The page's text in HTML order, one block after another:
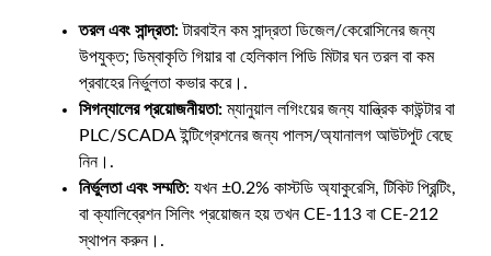
তরল এবং সান্দ্রতা:টারবাইন কম সান্দ্রতা ডিজেল/কেরোসিনের জন্য
উপযুক্ত; ডিম্বাকৃতি গিয়ার বা হেলিকাল পিডি মিটার ঘন তরল বা কম
প্রবাহের নির্ভুলতা কভার করে।.
সিগন্যালের প্রয়োজনীয়তা:ম্যানুয়াল লগিংয়ের জন্য যান্ত্রিক কাউন্টার বা
PLC/SCADA ইন্টিগ্রেশনের জন্য পালস/অ্যানালগ আউটপুট বেছে
নিন।.
নির্ভুলতা এবং সম্মতি: যখন ±0.2% কাস্টডি অ্যাকুরেসি, টিকিট প্রিন্টিং,
বা ক্যালিব্রেশন সিলিং প্রয়োজন হয় তখন CE-113 বা CE-212
স্থাপন করুন।.